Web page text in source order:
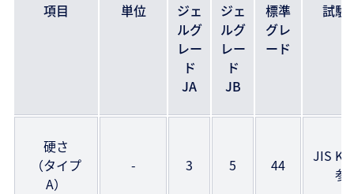
項目 単位
ジェ
ルグ
レー
ド
JA
ジェ
ルグ
レー
ド
JB
標準
グレ
ード
試験
硬さ
（タイプ
A）
- 3 5 44
JIS
参